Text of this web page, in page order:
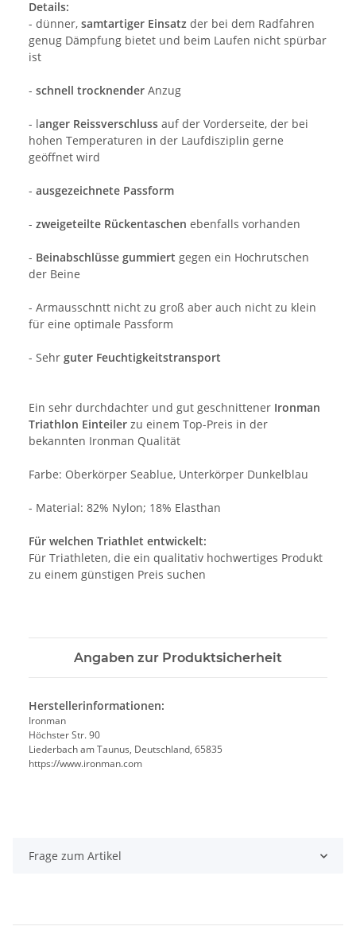
Details:
- dünner, samtartiger Einsatz der bei dem Radfahren
genug Dämpfung bietet und beim Laufen nicht spürbar
ist
- schnell trocknender Anzug
- langer Reissverschluss auf der Vorderseite, der bei
hohen Temperaturen in der Laufdisziplin gerne
geöffnet wird
- ausgezeichnete Passform
- zweigeteilte Rückentaschen ebenfalls vorhanden
- Beinabschlüsse gummiert gegen ein Hochrutschen
der Beine
- Armausschntt nicht zu groß aber auch nicht zu klein
für eine optimale Passform
- Sehr guter Feuchtigkeitstransport
Ein sehr durchdachter und gut geschnittener Ironman
Triathlon Einteiler zu einem Top-Preis in der
bekannten Ironman Qualität
Farbe: Oberkörper Seablue, Unterkörper Dunkelblau
- Material: 82% Nylon; 18% Elasthan
Für welchen Triathlet entwickelt:
Für Triathleten, die ein qualitativ hochwertiges Produkt
zu einem günstigen Preis suchen
Angaben zur Produktsicherheit
Herstellerinformationen:
Ironman
Höchster Str. 90
Liederbach am Taunus, Deutschland, 65835
https://www.ironman.com
Frage zum Artikel